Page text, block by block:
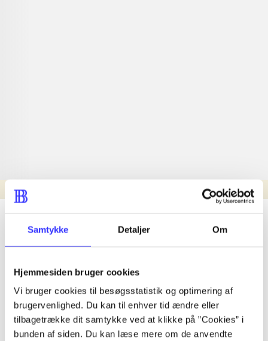
Samtykke Detaljer Om
Hjemmesiden bruger cookies
Vi bruger cookies til besøgsstatistik og optimering af
brugervenlighed. Du kan til enhver tid ændre eller
tilbagetrække dit samtykke ved at klikke på ”Cookies” i
bunden af siden. Du kan læse mere om de anvendte
Nyhed
lorem ipsum dolor sit amet ...
lorem ipsum dolor sit amet ...
lorem ipsum dolor sit amet ...
lorem ipsum dolor sit amet ...
lorem ipsum dolor sit amet ...